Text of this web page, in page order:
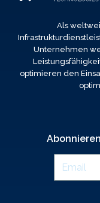
Als
Unternehmen
optimieren den